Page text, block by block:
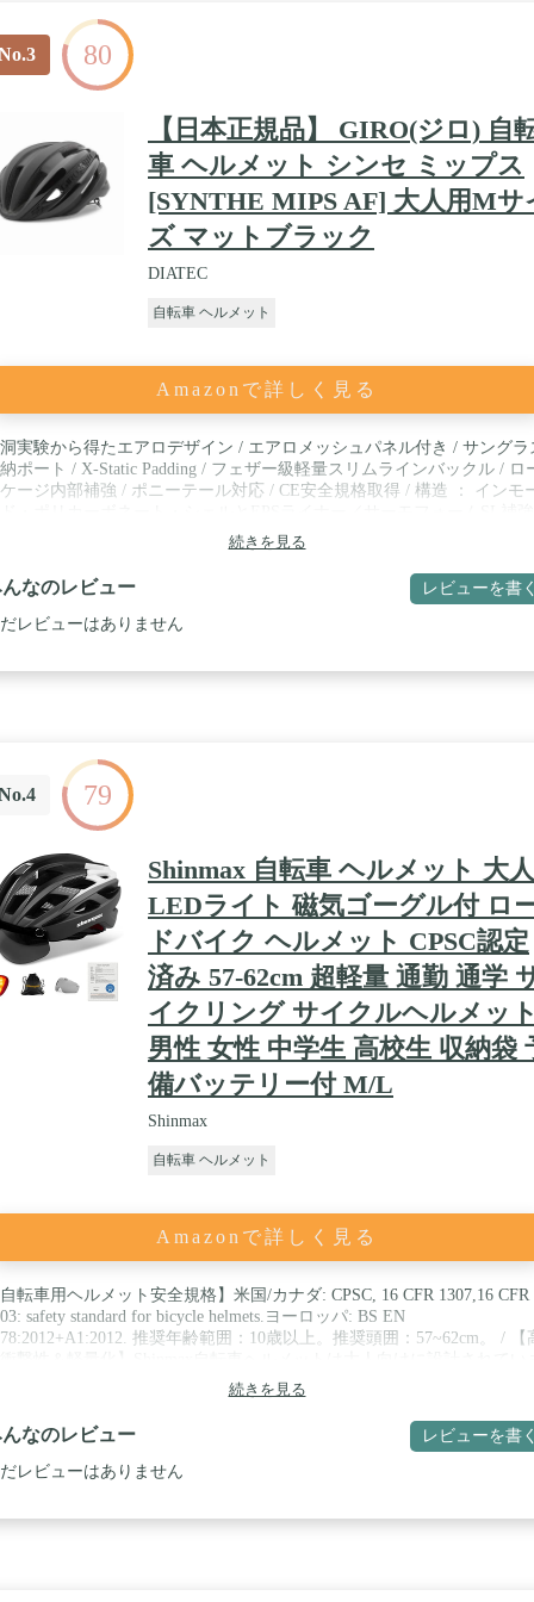
80
【日本正規品】 GIRO(ジロ) 自
車 ヘルメット シンセ ミップス
[SYNTHE MIPS AF] 大人用Mサ
ズ マットブラック
DIATEC
自転車 ヘルメット
Amazonで詳しく見る
実験から得たエアロデザイン / エアロメッシュパネル付き / サングラ
ポート / X-Static Padding / フェザー級軽量スリムラインバックル / ロ
ージ内部補強 / ポニーテール対応 / CE安全規格取得 / 構造 ： インモ
続きを見る
なのレビュー レビューを書く
レビューはありません
79
Shinmax 自転車 ヘルメット 大人
LEDライト 磁気ゴーグル付 ロ
ドバイク ヘルメット CPSC認定
済み 57-62cm 超軽量 通勤 通学
イクリング サイクルヘルメット
男性 女性 中学生 高校生 収納袋
備バッテリー付 M/L
Shinmax
自転車 ヘルメット
Amazonで詳しく見る
転車用ヘルメット安全規格】米国/カナダ: CPSC, 16 CFR 1307,16 CFR
safety standard for bicycle helmets.ヨーロッパ: BS EN
推奨年齢範囲：10歳以上。推奨頭囲：57~62cm。 / 【
サイズが調整可能のため、適用範囲内の子供もご利用できます。外部
なPC材をカバーして、内部は高衝撃吸収性EPS素材をライダーの頭部
します。安全性を確保する同時に軽量化構造で軽く被り心地を実現す
/ 【テールライト付き自転車ヘルメット】夜間も安心のテールライト
3つのモード（点滅、速い点滅、常時点灯）を含む、暗い道でより目立
続きを見る
なのレビュー レビューを書く
レビューはありません